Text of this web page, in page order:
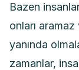
Bazen
onları aramaz
yanında
zamanlar,